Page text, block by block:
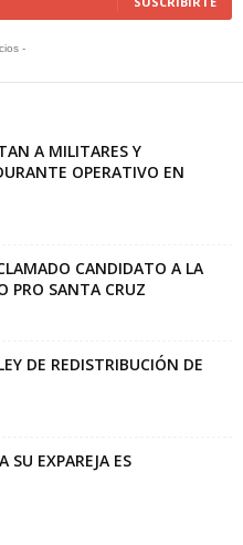
-
A MILITARES Y
OPERATIVO EN
CANDIDATO A LA
PRO SANTA CRUZ
DE REDISTRIBUCIÓN DE
SU EXPAREJA ES